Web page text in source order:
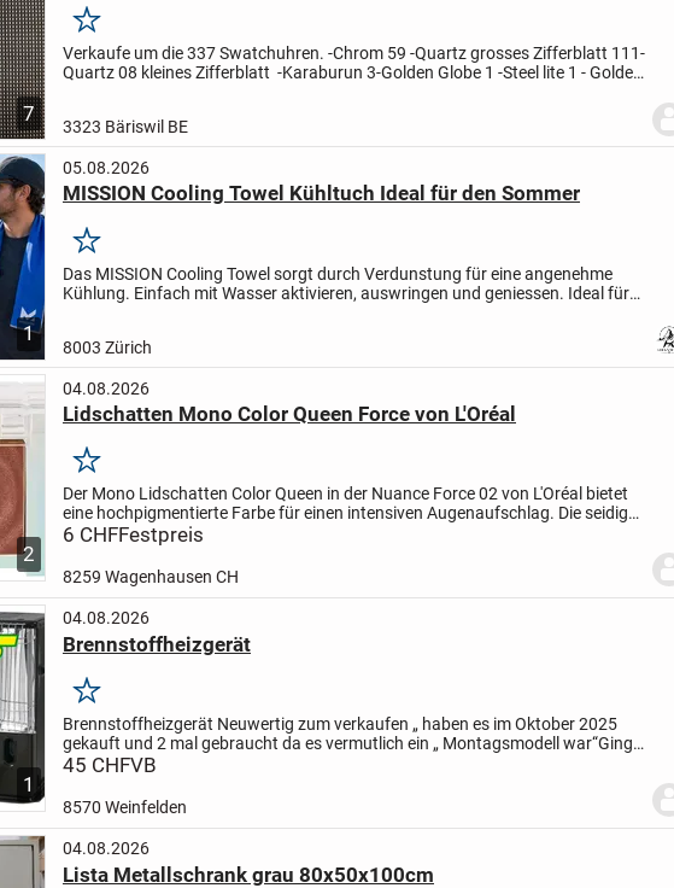
7
Merken
Verkaufe um die 337 Swatchuhren. -Chrom 59 -Quartz grosses Zifferblatt 111-
Quartz 08 kleines Zifferblatt -Karaburun 3-Golden Globe 1 -Steel lite 1 - Golden
3323 Bäriswil BE
1
05.08.2026
MISSION Cooling Towel Kühltuch Ideal für den Sommer
Merken
Das MISSION Cooling Towel sorgt durch Verdunstung für eine angenehme
Kühlung. Einfach mit Wasser aktivieren, auswringen und geniessen. Ideal für
8003 Zürich
2
04.08.2026
Lidschatten Mono Color Queen Force von L'Oréal
Merken
Der Mono Lidschatten Color Queen in der Nuance Force 02 von L'Oréal bietet
eine hochpigmentierte Farbe für einen intensiven Augenaufschlag. Die seidige
Textur lässt sich mühelos auftragen und...
6 CHFFestpreis
8259 Wagenhausen CH
1
04.08.2026
Brennstoffheizgerät
Merken
Brennstoffheizgerät Neuwertig zum verkaufen „ haben es im Oktober 2025
gekauft und 2 mal gebraucht da es vermutlich ein „ Montagsmodell war“Ging
er nicht richtig also noch nie …( Glühspirale)
45 CHFVB
8570 Weinfelden
04.08.2026
Lista Metallschrank grau 80x50x100cm